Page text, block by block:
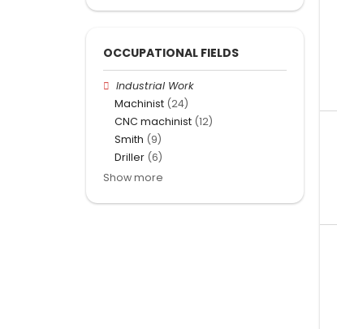
OCCUPATIONAL FIELDS
Industrial Work
Machinist (24)
CNC machinist (12)
Smith (9)
Driller (6)
Show more